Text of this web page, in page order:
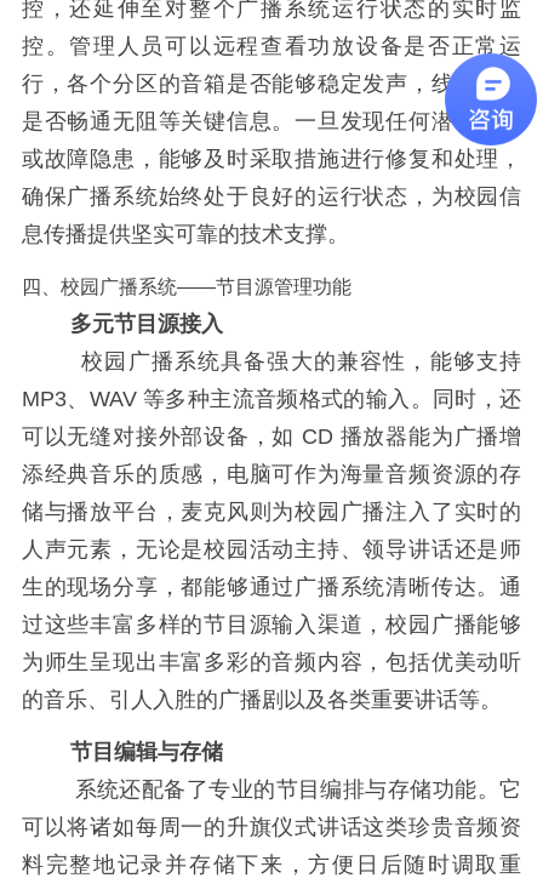
控，还延伸至对整个广播系统运行状态的实时监
控。管理人员可以远程查看功放设备是否正常运
行，各个分区的音箱是否能够稳定发声，线路连接
是否畅通无阻等关键信息。一旦发现任何潜在问题
或故障隐患，能够及时采取措施进行修复和处理，
确保广播系统始终处于良好的运行状态，为校园信
息传播提供坚实可靠的技术支撑。
四、校园广播系统——节目源管理功能
多元节目源接入
校园广播系统具备强大的兼容性，能够支持
MP3、WAV 等多种主流音频格式的输入。同时，还
可以无缝对接外部设备，如 CD 播放器能为广播增
添经典音乐的质感，电脑可作为海量音频资源的存
储与播放平台，麦克风则为校园广播注入了实时的
人声元素，无论是校园活动主持、领导讲话还是师
生的现场分享，都能够通过广播系统清晰传达。通
过这些丰富多样的节目源输入渠道，校园广播能够
为师生呈现出丰富多彩的音频内容，包括优美动听
的音乐、引人入胜的广播剧以及各类重要讲话等。
节目编辑与存储
系统还配备了专业的节目编排与存储功能。它
可以将诸如每周一的升旗仪式讲话这类珍贵音频资
料完整地记录并存储下来，方便日后随时调取重